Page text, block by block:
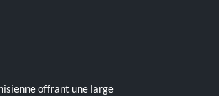
offrant une large